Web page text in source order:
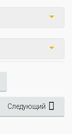
Следующий